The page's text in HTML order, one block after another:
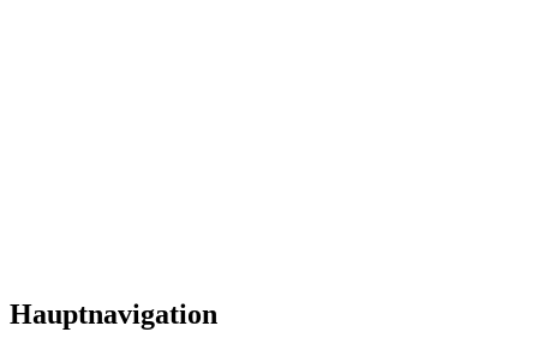
Hauptnavigation